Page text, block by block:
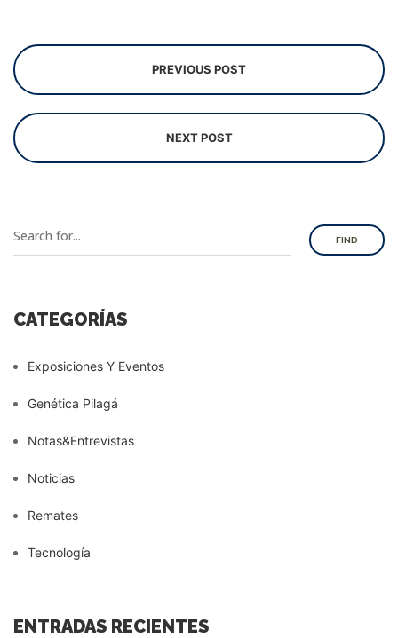
PREVIOUS POST
NEXT POST
FIND
CATEGORÍAS
Exposiciones Y Eventos
Genética Pilagá
Notas&Entrevistas
Noticias
Remates
Tecnología
ENTRADAS RECIENTES